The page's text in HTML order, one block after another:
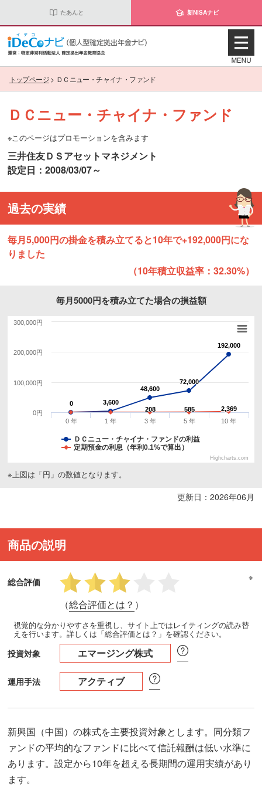
たあんと 新NISAナビ
トップページ> ＤＣニュー・チャイナ・ファンド
ＤＣニュー・チャイナ・ファンド
※このページはプロモーションを含みます
三井住友ＤＳアセットマネジメント
設定日：2008/03/07～
過去の実績
毎月5,000円の掛金を積み立てると10年で+192,000円にな
りました
（10年積立収益率：32.30%）
毎月5000円を積み立てた場合の損益額
0
0 3,600
3,600
48,600
48,600
72,000
72,000
192,000
192,000
208
208 585
585 2,369
2,369
ＤＣニュー・チャイナ・ファンドの利益
定期預金の利息（年利0.1%で算出）
0 年 1 年 3 年 5 年 10 年
0円
100,000円
200,000円
300,000円
Highcharts.com
※上図は「円」の数値となります。
更新日：2026年06月
商品の説明
総合評価
（総合評価とは？ ）
※
視覚的な分かりやすさを重視し、サイト上ではレイティングの読み替
えを行います。詳しくは「総合評価とは？」を確認ください。
投資対象 エマージング株式
運用手法 アクティブ
新興国（中国）の株式を主要投資対象とします。同分類フ
ァンドの平均的なファンドに比べて信託報酬は低い水準に
あります。設定から10年を超える長期間の運用実績があり
ます。